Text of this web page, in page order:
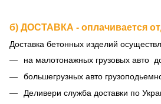
б) ДОСТАВКА - оплачивается
Доставка бетонных изделий
на малотонажных грузовых авто
большегрузных авто
Деливери служба доставки по